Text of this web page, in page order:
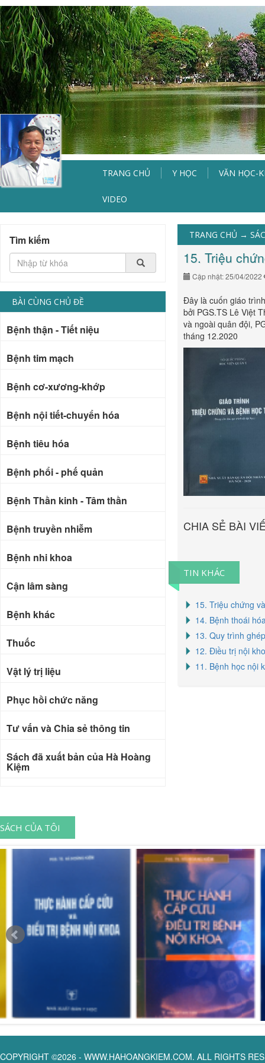
TRANG CHỦ Y HỌC VĂN HỌC-
VIDEO
TRANG CHỦ →
15. Triệu
Cập nhật: 25/04/2022
Đây là cuốn giáo
bởi PGS.TS Lê Việt
và ngoài quân đội,
tháng 12.2020
CHIA SẺ BÀI
TIN KHÁC
15. Triệu chứng
14. Bệnh thoái
13. Quy trình
12. Điều trị nội
11. Bệnh học nội
Tìm kiếm
BÀI CÙNG CHỦ ĐỀ
Bệnh thận - Tiết niệu
Bệnh tim mạch
Bệnh cơ-xương-khớp
Bệnh nội tiết-chuyển hóa
Bệnh tiêu hóa
Bệnh phổi - phế quản
Bệnh Thần kinh - Tâm thần
Bệnh truyền nhiễm
Bệnh nhi khoa
Cận lâm sàng
Bệnh khác
Thuốc
Vật lý trị liệu
Phục hồi chức năng
Tư vấn và Chia sẻ thông tin
Sách đã xuất bản của Hà Hoàng
Kiệm
SÁCH CỦA TÔI
COPYRIGHT ©2026 - WWW.HAHOANGKIEM.COM. ALL RIGHTS